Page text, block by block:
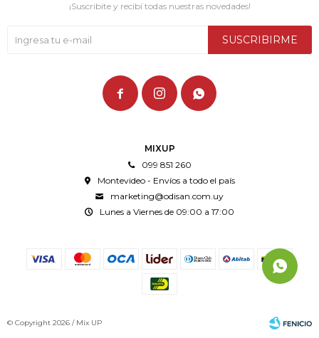
MIXUP
099 851 260
Montevideo - Envíos a todo el país
marketing@odisan.com.uy
Lunes a Viernes de 09:00 a 17:00
¡Suscribite y recibí todas nuestras novedades!
SUSCRIBIRME
  
© Copyright 2026 / Mix UP